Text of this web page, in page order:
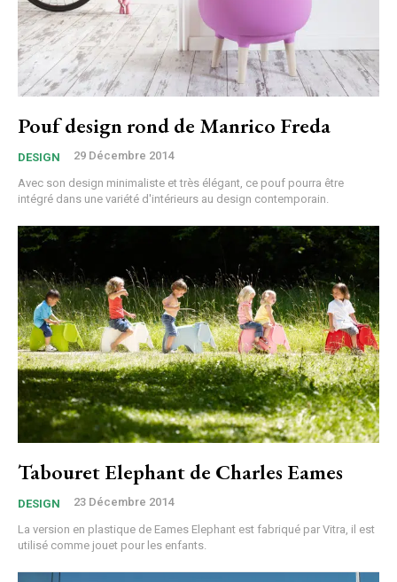
Pouf design rond de Manrico Freda
DESIGN 29 Décembre 2014
Avec son design minimaliste et très élégant, ce pouf pourra être
intégré dans une variété d'intérieurs au design contemporain.
Tabouret Elephant de Charles Eames
DESIGN 23 Décembre 2014
La version en plastique de Eames Elephant est fabriqué par Vitra, il est
utilisé comme jouet pour les enfants.